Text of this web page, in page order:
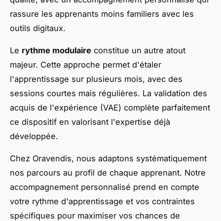
rassure les apprenants moins familiers avec les
outils digitaux.
Le rythme modulaire constitue un autre atout
majeur. Cette approche permet d'étaler
l'apprentissage sur plusieurs mois, avec des
sessions courtes mais régulières. La validation des
acquis de l'expérience (VAE) complète parfaitement
ce dispositif en valorisant l'expertise déjà
développée.
Chez Oravendis, nous adaptons systématiquement
nos parcours au profil de chaque apprenant. Notre
accompagnement personnalisé prend en compte
votre rythme d'apprentissage et vos contraintes
spécifiques pour maximiser vos chances de